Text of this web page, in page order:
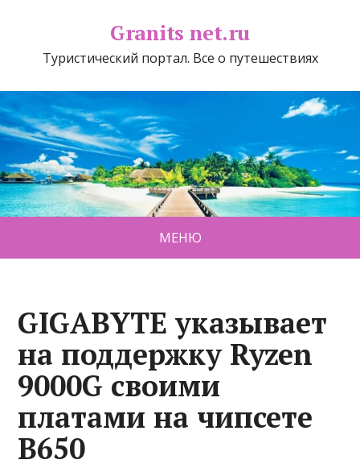
Granits net.ru
Туристический портал. Все о путешествиях
МЕНЮ
GIGABYTE указывает
на поддержку Ryzen
9000G своими
платами на чипсете
B650